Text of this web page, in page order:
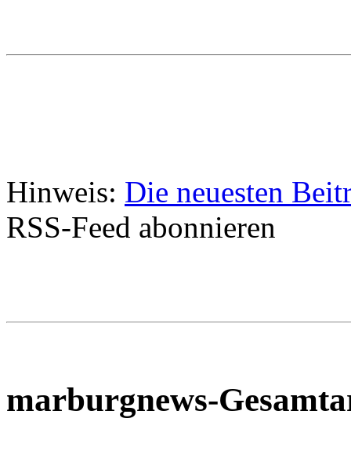
Hinweis: Die neuesten
RSS-Feed abonnieren
marburgnews-